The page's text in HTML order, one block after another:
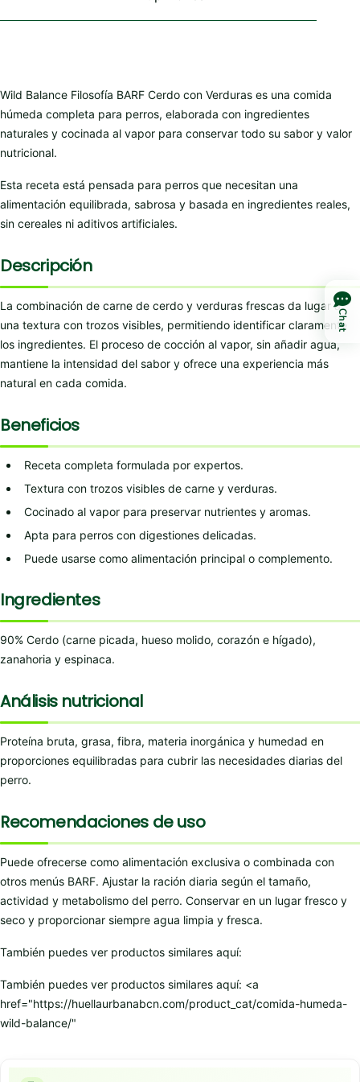
Wild Balance Filosofía BARF Cerdo con Verduras es una comida
húmeda completa para perros, elaborada con ingredientes
naturales y cocinada al vapor para conservar todo su sabor y valor
nutricional.
Esta receta está pensada para perros que necesitan una
alimentación equilibrada, sabrosa y basada en ingredientes reales,
sin cereales ni aditivos artificiales.
Descripción
La combinación de carne de cerdo y verduras frescas da lugar a
una textura con trozos visibles, permitiendo identificar claramente
los ingredientes. El proceso de cocción al vapor, sin añadir agua,
mantiene la intensidad del sabor y ofrece una experiencia más
natural en cada comida.
Beneficios
Receta completa formulada por expertos.
Textura con trozos visibles de carne y verduras.
Cocinado al vapor para preservar nutrientes y aromas.
Apta para perros con digestiones delicadas.
Puede usarse como alimentación principal o complemento.
Ingredientes
90% Cerdo (carne picada, hueso molido, corazón e hígado),
zanahoria y espinaca.
Análisis nutricional
Proteína bruta, grasa, fibra, materia inorgánica y humedad en
proporciones equilibradas para cubrir las necesidades diarias del
perro.
Recomendaciones de uso
Puede ofrecerse como alimentación exclusiva o combinada con
otros menús BARF. Ajustar la ración diaria según el tamaño,
actividad y metabolismo del perro. Conservar en un lugar fresco y
seco y proporcionar siempre agua limpia y fresca.
También puedes ver productos similares aquí:
También puedes ver productos similares aquí: <a
href="https://huellaurbanabcn.com/product_cat/comida-humeda-
wild-balance/"
Chat